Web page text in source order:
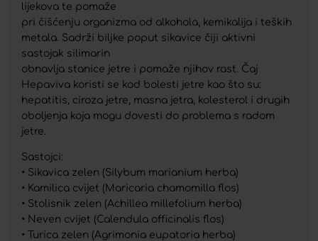
lijekova te pomaže
pri čišćenju organizma od alkohola, kemikalija i teških
metala. Sadrži biljke poput sikavice čiji aktivni
sastojak silimarin
obnavlja stanice jetre i pomaže njihov rast. Čaj
Hepaviva koristi se kod bolesti jetre kao što su:
hepatitis, ciroza jetre, masna jetra, kolesterol i drugih
oboljenja koja mogu dovesti do problema s radom
jetre.
Sastojci:
• Sikavica zelen (Silybum marianium herba)
• Kamilica cvijet (Maricaria chamomilla flos)
• Stolisnik zelen (Achillea millefolium herba)
• Neven cvijet (Calendula officinalis flos)
• Turica zelen (Agrimonia eupatoria herba)